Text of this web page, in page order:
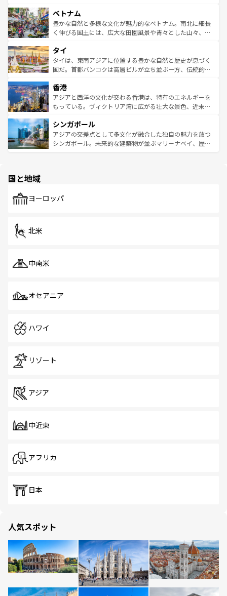
参照してほしい。
容にもいいと評判のスイーツなど、バラエティ豊かな料理
が味わえる。 なお、新着の台湾情報は コンテンツ一覧を参
照してほしい。
き、地方に足を延ばせば四季折々の自然美を楽しむことが
できる。そして、キムチや焼肉、絶品のストリートフード
まで、さまざまな韓国料理が待っている。夜には、韓国な
リティに包まれながら、韓国の多彩な魅力を心ゆくまで味
わってみてほしい。 なお、新着の韓国情報はコンテンツ一
覧を参照してほしい。
ベトナム
豊かな自然と多様な文化が魅力的なベトナム。南北に細長
く伸びる国土には、広大な田園風景や青々とした山々、世
急速な発展と共に伝統が息づく。ハノイの古い町並みやホ
ーチミン市のフランス統治時代の建物も、独特の雰囲気を
醸し出している。また、バラエティの豊かさとおいしさで
とつ。フォーやバインミー、ベトナムコーヒーなどは、ぜ
ひ現地で味わいたい。どの地域を訪れてもあたたかい人々
が旅行者を迎えてくれるので、きっと忘れられない旅にな
参照してほしい。
タイ
タイは、東南アジアに位置する豊かな自然と歴史が息づく
国だ。首都バンコクは高層ビルが立ち並ぶ一方、伝統的な
の活気が交差している。北部ではチェンマイなどの山岳地
帯で自然と触れ合い、南部ではプーケットやクラビの美し
いビーチでリゾート気分を楽しむことができる。タイ料理
激する。気候は一年中温暖で、どの季節にも異なる楽しみ
が待っている。親しみやすいタイの人々、仏教を中心とし
た文化、そして多様な観光資源が、訪れる旅人を魅了し続
香港
アジアと西洋の文化が交わる香港は、特有のエネルギーを
もっている。ヴィクトリア湾に広がる壮大な景色、近未来
み、どこを訪れても感動するはず。観光スポットが密集し
ており、効率よく見どころを回れるのも魅力。息をのむよ
うな絶景から文化的な体験まで、香港を存分に楽しみ尽く
シンガポール
アジアの交差点として多文化が融合した独自の魅力を放つ
シンガポール。未来的な建築物が並ぶマリーナベイ、歴史
で、ホーカーズは地元の風情を楽しめる外せないスポット
国と地域
ヨーロッパ
北米
中南米
オセアニア
ハワイ
リゾート
アジア
中近東
アフリカ
日本
人気スポット